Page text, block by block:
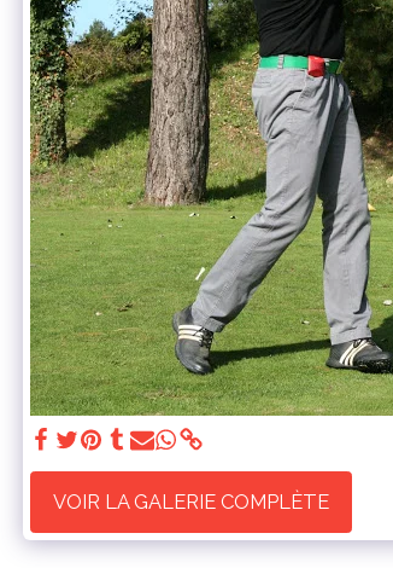
VOIR LA GALERIE COMPLÈTE